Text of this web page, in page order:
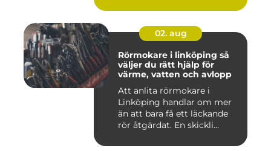
02. aug
Rörmokare i linköping så
väljer du rätt hjälp för
värme, vatten och avlopp
Att anlita rörmokare i
Linköping handlar om mer
än att bara få ett läckande
rör åtgärdat. En skickli...